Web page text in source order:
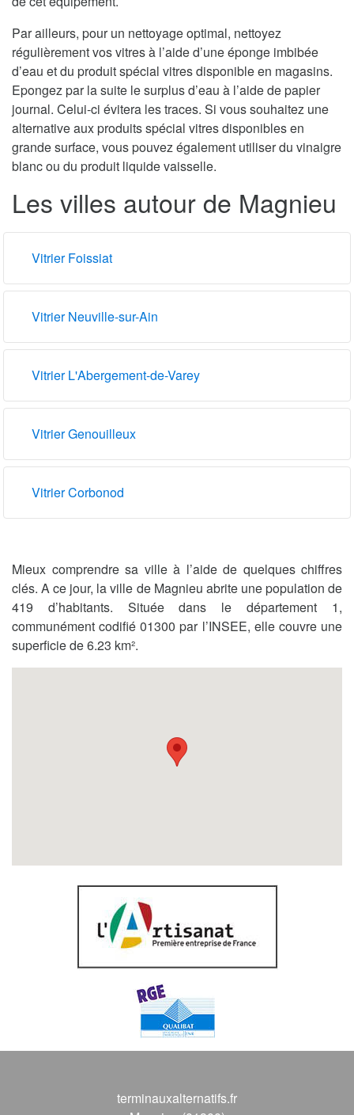
Par ailleurs, pour un nettoyage optimal, nettoyez
régulièrement vos vitres à l’aide d’une éponge imbibée
d’eau et du produit spécial vitres disponible en magasins.
Epongez par la suite le surplus d’eau à l’aide de papier
journal. Celui-ci évitera les traces. Si vous souhaitez une
alternative aux produits spécial vitres disponibles en
grande surface, vous pouvez également utiliser du vinaigre
blanc ou du produit liquide vaisselle.
Les villes autour de Magnieu
Vitrier Foissiat
Vitrier Neuville-sur-Ain
Vitrier L'Abergement-de-Varey
Vitrier Genouilleux
Vitrier Corbonod
Mieux comprendre sa ville à l’aide de quelques chiffres
clés. A ce jour, la ville de Magnieu abrite une population de
419 d’habitants. Située dans le département 1,
communément codifié 01300 par l’INSEE, elle couvre une
superficie de 6.23 km².
terminauxalternatifs.fr